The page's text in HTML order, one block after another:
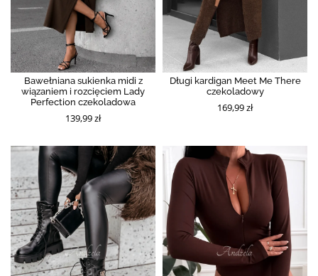
Bawełniana sukienka midi z
wiązaniem i rozcięciem Lady
Perfection czekoladowa
139,99 zł
Długi kardigan Meet Me There
czekoladowy
169,99 zł